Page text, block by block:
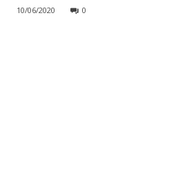
10/06/2020 0